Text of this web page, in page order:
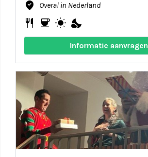
where_to_vote Overal in Nederland
restaurant coffee wb_sunny nights_stay
Informatie aanvragen